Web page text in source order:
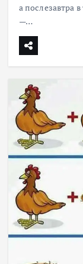
а послезавтра
—…